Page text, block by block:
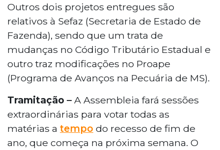
Outros dois projetos entregues são
relativos à Sefaz (Secretaria de Estado de
Fazenda), sendo que um trata de
mudanças no Código Tributário Estadual e
outro traz modificações no Proape
(Programa de Avanços na Pecuária de MS).
Tramitação – A Assembleia fará sessões
extraordinárias para votar todas as
matérias a tempo do recesso de fim de
ano, que começa na próxima semana. O